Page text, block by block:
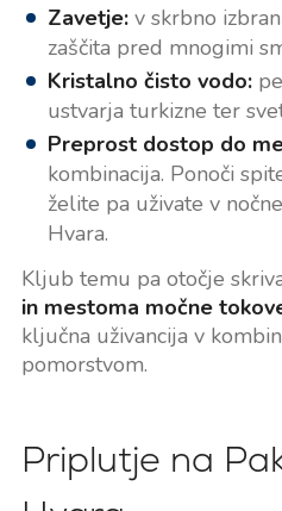
Zavetje:v skrbno
zaščita pred mnogimi
Kristalno čisto vodo:
ustvarja turkizne ter
Preprost dostop do
kombinacija. Ponoči
želite pa uživate v
Hvara.
Kljub temu pa otočje
in mestoma močne
ključna uživancija v
pomorstvom.
Priplutje na